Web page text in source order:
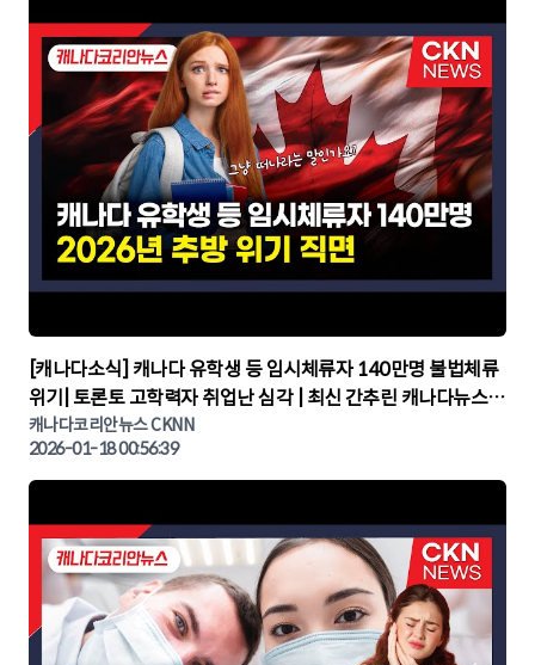
▶
[캐나다소식] 캐나다 유학생 등 임시체류자 140만명 불법체류
위기| 토론토 고학력자 취업난 심각 | 최신 간추린 캐나다뉴스 |
CKNNEWS, 캐나다코리안뉴스
캐나다코리안뉴스 CKNN
2026-01-18 00:56:39